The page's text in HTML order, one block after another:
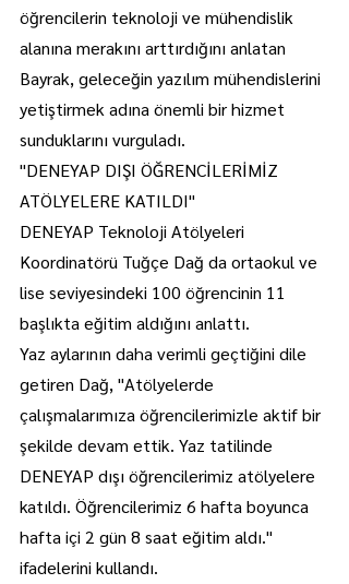
öğrencilerin teknoloji ve mühendislik
alanına merakını arttırdığını anlatan
Bayrak, geleceğin yazılım mühendislerini
yetiştirmek adına önemli bir hizmet
sunduklarını vurguladı.
"DENEYAP DIŞI ÖĞRENCİLERİMİZ
ATÖLYELERE KATILDI"
DENEYAP Teknoloji Atölyeleri
Koordinatörü Tuğçe Dağ da ortaokul ve
lise seviyesindeki 100 öğrencinin 11
başlıkta eğitim aldığını anlattı.
Yaz aylarının daha verimli geçtiğini dile
getiren Dağ, "Atölyelerde
çalışmalarımıza öğrencilerimizle aktif bir
şekilde devam ettik. Yaz tatilinde
DENEYAP dışı öğrencilerimiz atölyelere
katıldı. Öğrencilerimiz 6 hafta boyunca
hafta içi 2 gün 8 saat eğitim aldı."
ifadelerini kullandı.